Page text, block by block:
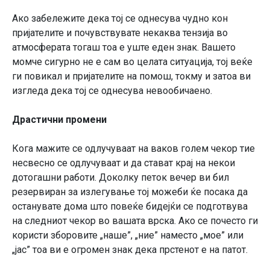
Ако забележите дека тој се однесува чудно кон
пријателите и почувствувате некаква тензија во
атмосферата тогаш тоа е уште еден знак. Вашето
момче сигурно не е сам во целата ситуација, тој веќе
ги повикал и пријателите на помош, токму и затоа ви
изгледа дека тој се однесува невообичаено.
Драстични промени
Кога мажите се одлучуваат на ваков голем чекор тие
несвесно се одлучуваат и да стават крај на некои
дотогашни работи. Доколку петок вечер ви бил
резервиран за излегување тој можеби ќе посака да
останувате дома што повеќе бидејќи се подготвува
на следниот чекор во вашата врска. Ако се почесто ги
користи зборовите „наше”, „ние” наместо „мое” или
„јас” тоа ви е огромен знак дека прстенот е на патот.